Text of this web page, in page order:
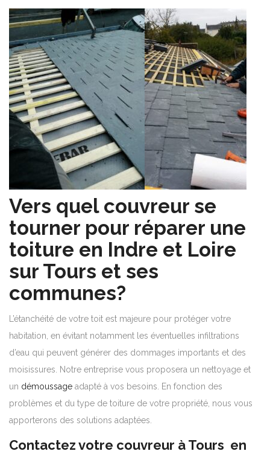
Vers quel couvreur se
tourner pour réparer une
toiture en Indre et Loire
sur Tours et ses
communes?
L’étanchéité de votre toit est majeure pour protéger votre
habitation, en évitant notamment les éventuelles infiltrations
d’eau qui peuvent générer des dommages importants et des
moisissures. Notre entreprise vous proposera un nettoyage et
un démoussage adapté à vos besoins. En fonction des
problèmes et du type de toiture de votre propriété, nous vous
apporterons des solutions adaptées.
Contactez votre couvreur à Tours en